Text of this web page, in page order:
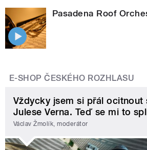
Pasadena Roof
E-SHOP ČESKÉHO ROZHLASU
Vždycky jsem si přál ocitnout
Julese Verna. Teď se mi to
Václav Žmolík, moderátor